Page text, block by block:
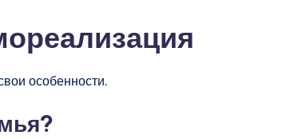
особенности.